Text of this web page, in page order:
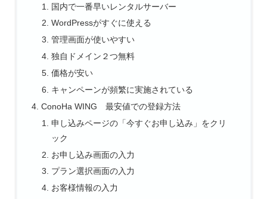
国内で一番早いレンタルサーバー
WordPressがすぐに使える
管理画面が使いやすい
独自ドメイン２つ無料
価格が安い
キャンペーンが頻繁に実施されている
ConoHa WING 最安値での登録方法
申し込みページの「今すぐお申し込み」をクリ
ック
お申し込み画面の入力
プラン選択画面の入力
お客様情報の入力